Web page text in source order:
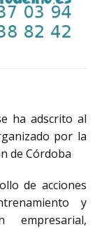
ha adscrito al
por la
de Córdoba
de acciones
y
empresarial,